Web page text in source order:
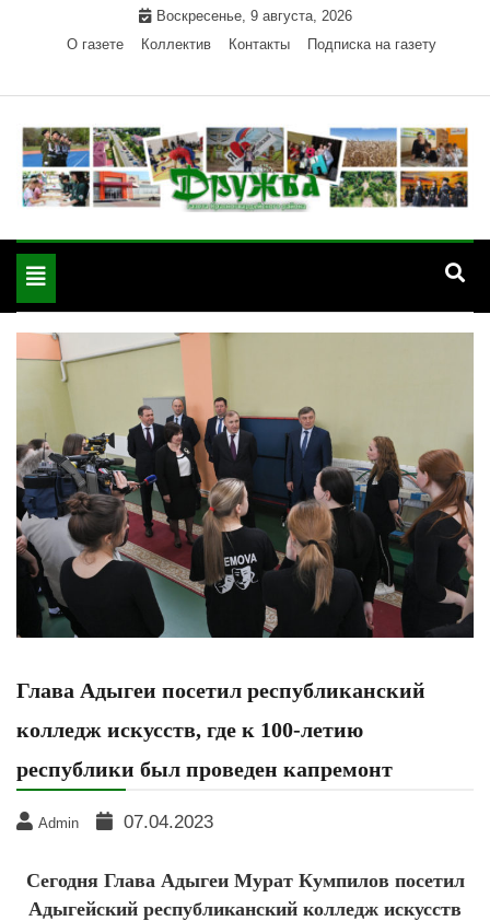
Воскресенье, 9 августа, 2026
О газете
Коллектив Контакты Подписка на газету
"Дружба" — газета
района РА
Красногвардейского района Республики Адыгея
Toggle
navigation
Глава Адыгеи посетил республиканский
колледж искусств, где к 100-летию
республики был проведен капремонт
Admin 07.04.2023
Сегодня Глава Адыгеи Мурат Кумпилов посетил
Адыгейский республиканский колледж искусств